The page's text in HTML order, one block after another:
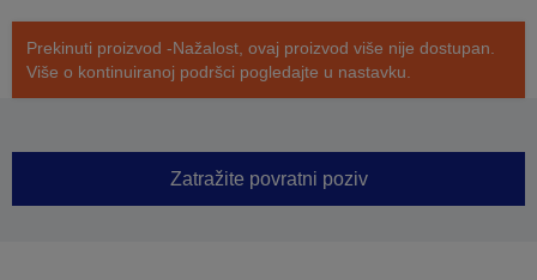
Prekinuti proizvod -Nažalost, ovaj proizvod više nije dostupan.
Više o kontinuiranoj podršci pogledajte u nastavku.
Zatražite povratni poziv